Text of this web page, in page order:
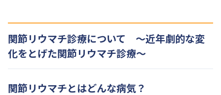
関節リウマチ診療について ～近年劇的な変
化をとげた関節リウマチ診療～
関節リウマチとはどんな病気？